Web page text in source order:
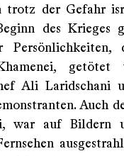
trotz der Gefahr
des Krieges
getötet
Ali Laridschani
Auch
war auf Bildern